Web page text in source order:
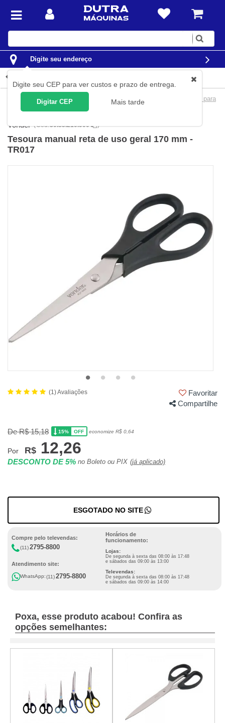
Digite
Digite seu endereço
Digite seu CEP para ver custos e prazo de entrega.
Digitar CEP Mais tarde
Utilidades Domésticas Tesouras Manuais
Tesouras para
Vonder (Cód.30.85.210.900 )
Tesoura manual reta de uso geral 170 mm -
TR017
(1) Avaliações
Favoritar
Compartilhe
De R$ 15,18 15% OFF economize R$ 0,64
Por R$ 12,26
DESCONTO DE 5% no Boleto ou PIX (já aplicado)
ESGOTADO NO SITE
Compre pelo televendas:
(11)2795-8800
Atendimento site:
WhatsApp:(11)2795-8800
Horários de
funcionamento:
Lojas:
De segunda à sexta das 08:00 às 17:48
e sábados das 09:00 às 13:00
Televendas:
De segunda à sexta das 08:00 às 17:48
e sábados das 09:00 às 14:00
Poxa, esse produto acabou! Confira as
opções semelhantes: